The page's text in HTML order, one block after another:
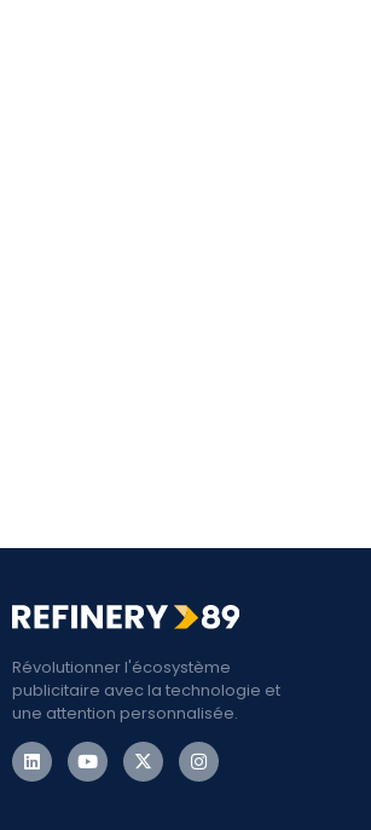
Révolutionner l'écosystème
publicitaire avec la technologie et
une attention personnalisée.